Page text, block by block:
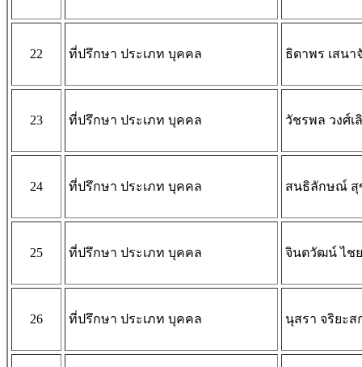
22 ที่ปรึกษา ประเภท บุคคล ธิดาพร เสนา
23 ที่ปรึกษา ประเภท บุคคล วัชรพล วงศ์เ
24 ที่ปรึกษา ประเภท บุคคล สนธิลักษณ์ สุ
25 ที่ปรึกษา ประเภท บุคคล จินตวัฒน์ ไช
26 ที่ปรึกษา ประเภท บุคคล นุสรา จริยะส